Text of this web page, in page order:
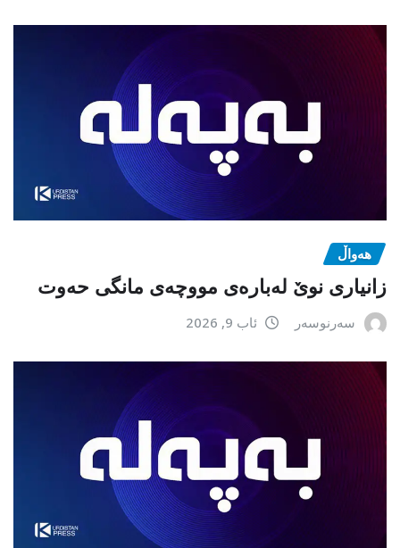
هەواڵ
زانیاری نوێ لەبارەی مووچەی مانگی حەوت
سەرنوسەر ئاب 9, 2026